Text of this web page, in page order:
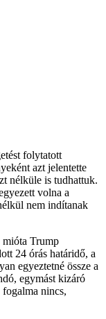
folytatott
azt jelentette
nélküle is tudhattuk.
volna a
nem indítanak
mióta Trump
24 órás határidő, a
egyeztetné össze a
egymást kizáró
nincs,